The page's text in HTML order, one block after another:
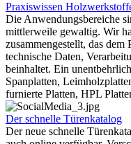
Praxiswissen
Die Anwendungsbereiche
mittlerweile gewaltig. Wir
zusammengestellt, das
technische Daten,
beinhaltet. Ein
Spanplatten,
furnierte Platten, HPL
Der schnelle Türenkatalog
Der neue schnelle